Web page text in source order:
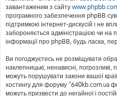
завантаженим з сайту
програмного забезпечення phpBB
підтримкою інтернет-дискусій і не
забороняється адміністрацією чи на
інформації про phpBB, будь ласка,
Ви погоджуєтесь не розміщувати
наклепницькі, ненависні, погрозливі,
можуть порушувати закони вашої
хостингу для форуму “640kb.com.ua
можуть призвести до негайної і